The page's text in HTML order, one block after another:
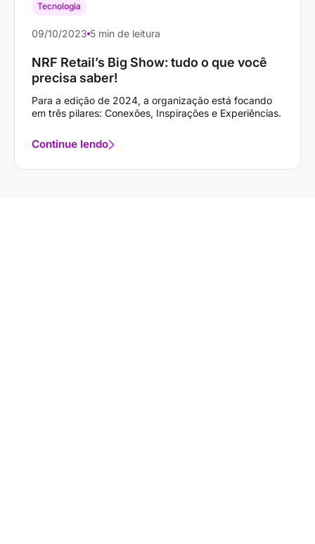
Tecnologia
09/10/2023 5 min de leitura
NRF Retail’s Big Show: tudo o que você
precisa saber!
Para a edição de 2024, a organização está focando
em três pilares: Conexões, Inspirações e Experiências.
Continue lendo